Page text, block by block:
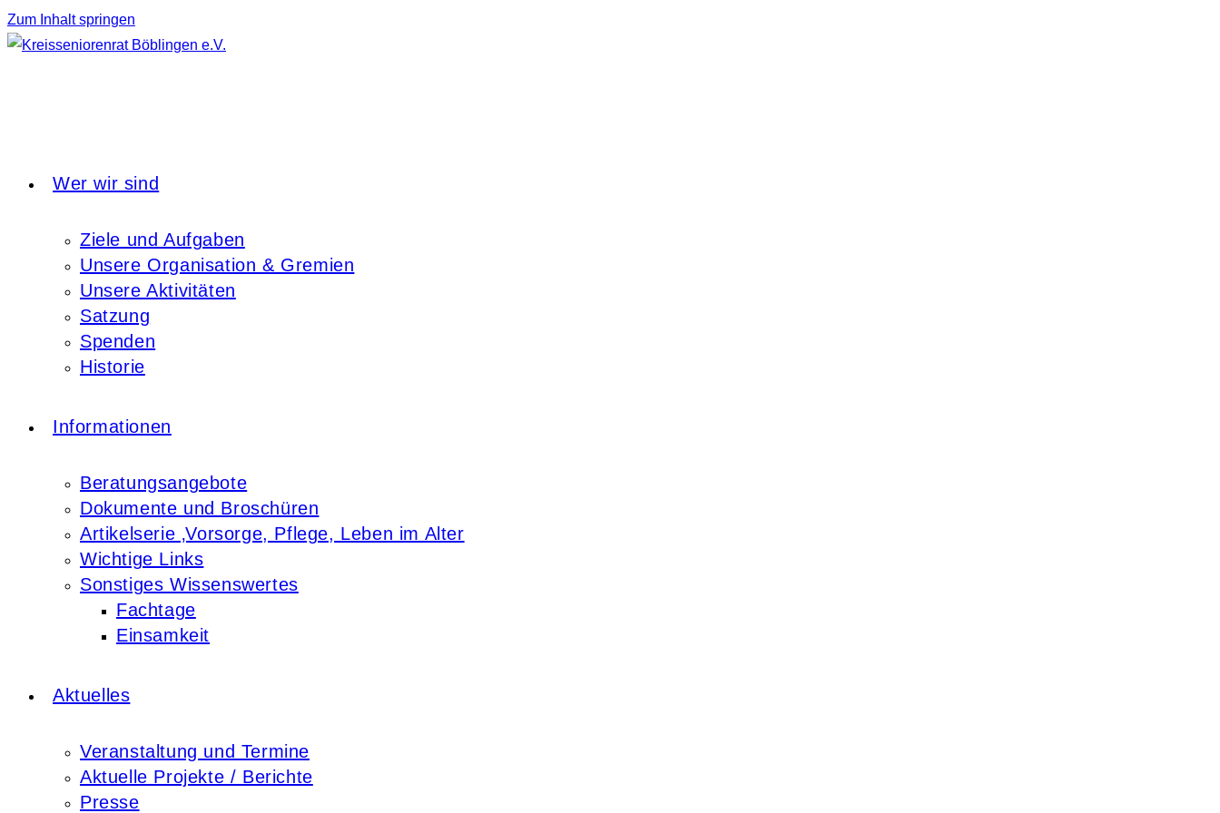
Zum Inhalt springen
Wer wir sind
Ziele und Aufgaben
Unsere Organisation & Gremien
Unsere Aktivitäten
Satzung
Spenden
Historie
Informationen
Beratungsangebote
Dokumente und Broschüren
Artikelserie ‚Vorsorge, Pflege, Leben im Alter
Wichtige Links
Sonstiges Wissenswertes
Fachtage
Einsamkeit
Aktuelles
Veranstaltung und Termine
Aktuelle Projekte / Berichte
Presse